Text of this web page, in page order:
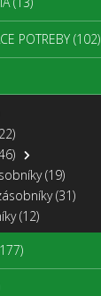
POTREBY (102)
(19)
(31)
(12)